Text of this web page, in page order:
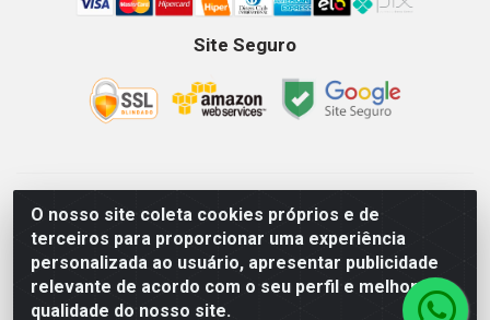
O nosso site coleta cookies próprios e de
terceiros para proporcionar uma experiência
personalizada ao usuário, apresentar publicidade
relevante de acordo com o seu perfil e melhorar a
qualidade do nosso site.
Site Seguro
GKSEG EPI Maquinas e Equipamentos LTDA - Av. Getulio
Vargas, 2066 Centro, Imperatriz/MA - CEP 65.903-280 - CNPJ
11.191.946/0001-07 - Horários: Segunda-Sexta 08as18hs,
Sábados 08as12hs